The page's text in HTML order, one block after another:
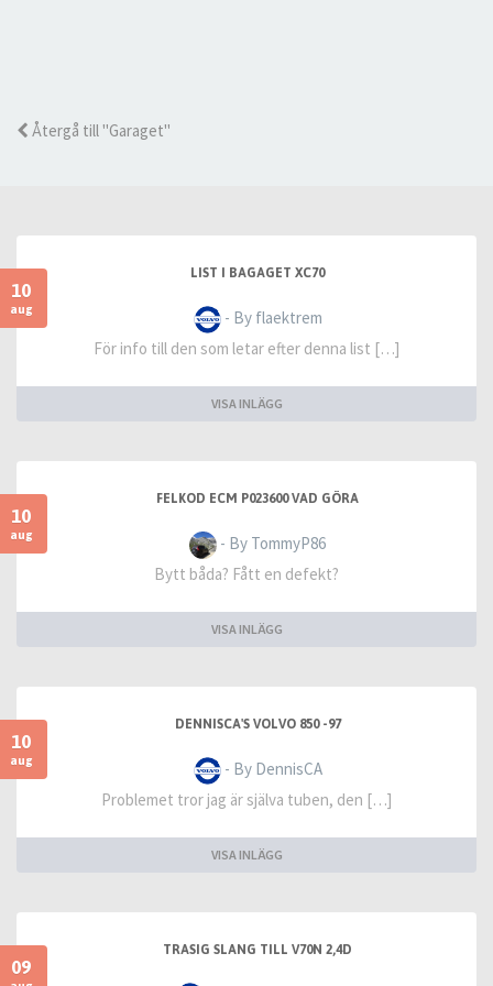
Återgå till "Garaget"
10
aug
LIST I BAGAGET XC70
- By flaektrem
För info till den som letar efter denna list […]
VISA INLÄGG
10
aug
FELKOD ECM P023600 VAD GÖRA
- By TommyP86
Bytt båda? Fått en defekt?
VISA INLÄGG
10
aug
DENNISCA'S VOLVO 850 -97
- By DennisCA
Problemet tror jag är själva tuben, den […]
VISA INLÄGG
09
TRASIG SLANG TILL V70N 2,4D